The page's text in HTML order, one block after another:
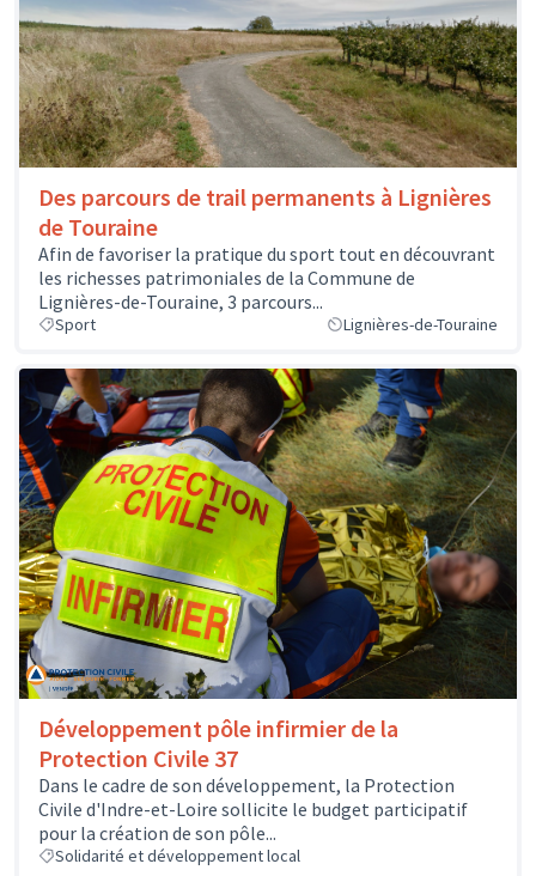
Des parcours de trail permanents à Lignières
de Touraine
Afin de favoriser la pratique du sport tout en découvrant
les richesses patrimoniales de la Commune de
Lignières-de-Touraine, 3 parcours...
Sport Lignières-de-Touraine
Développement pôle infirmier de la
Protection Civile 37
Dans le cadre de son développement, la Protection
Civile d'Indre-et-Loire sollicite le budget participatif
pour la création de son pôle...
Solidarité et développement local